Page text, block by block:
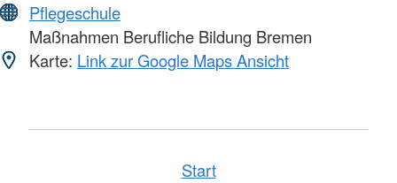
Pflegeschule
Maßnahmen Berufliche Bildung Bremen
Karte: Link zur Google Maps Ansicht
Start